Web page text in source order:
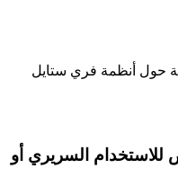
حول أنظمة فري ستايل
السريري أو